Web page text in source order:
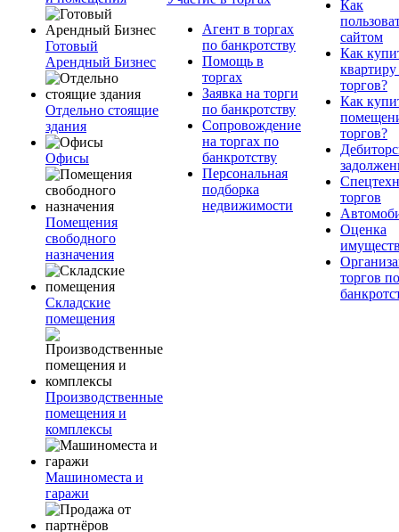
Готовый
Арендный Бизнес
Отдельно стоящие
здания
Офисы
Помещения
свободного
назначения
Складские
помещения
Производственные
помещения и
комплексы
Машиноместа и
гаражи
Агент в торгах
по банкротству
Помощь в
торгах
Заявка на торги
по банкротству
Сопровождение
на торгах по
банкротству
Персональная
подборка
недвижимости
Как
сайтом
Как
квартиру
торгов?
Как
торгов?
торгов
Оценка
торгов по